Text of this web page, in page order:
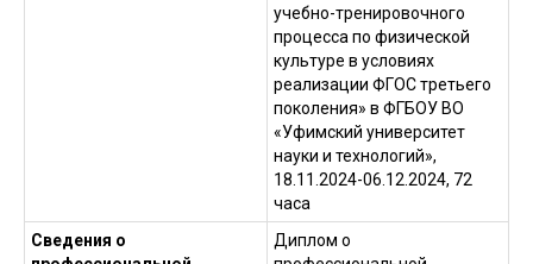
учебно-тренировочного
процесса по физической
культуре в условиях
реализации ФГОС третьего
поколения» в ФГБОУ ВО
«Уфимский университет
науки и технологий»,
18.11.2024-06.12.2024, 72
часа
Сведения о
Диплом о